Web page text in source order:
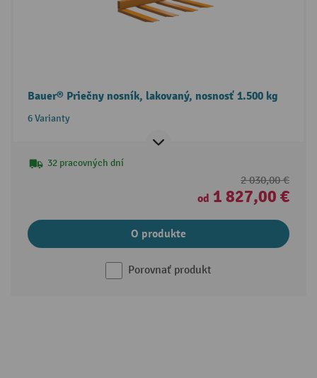
Bauer® Priečny nosník, lakovaný, nosnosť 1.500 kg
6 Varianty
32 pracovných dní
2 030,00 €
od 1 827,00 €
O produkte
Porovnať produkt